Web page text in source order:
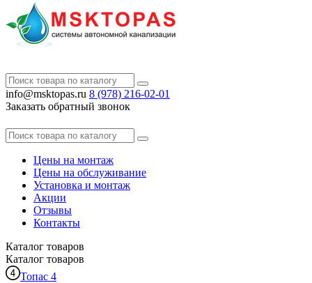
info@msktopas.ru 8 (978) 216-02-01
Заказать обратный звонок
Цены на монтаж
Цены на обслуживание
Установка и монтаж
Акции
Отзывы
Контакты
Каталог товаров
Каталог товаров
Топас 4